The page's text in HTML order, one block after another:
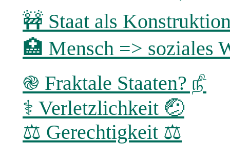
🚧 Staat als
🏥 Mensch => soziales
֎ Fraktale Staaten? ௺
⚕ Verletzlichkeit 🤕
⚖️ Gerechtigkeit ⚖